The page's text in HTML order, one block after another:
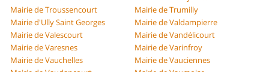
Mairie de Troussencourt
Mairie de Trumilly
Mairie d'Ully Saint Georges
Mairie de Valdampierre
Mairie de Valescourt
Mairie de Vandélicourt
Mairie de Varesnes
Mairie de Varinfroy
Mairie de Vauchelles
Mairie de Vauciennes